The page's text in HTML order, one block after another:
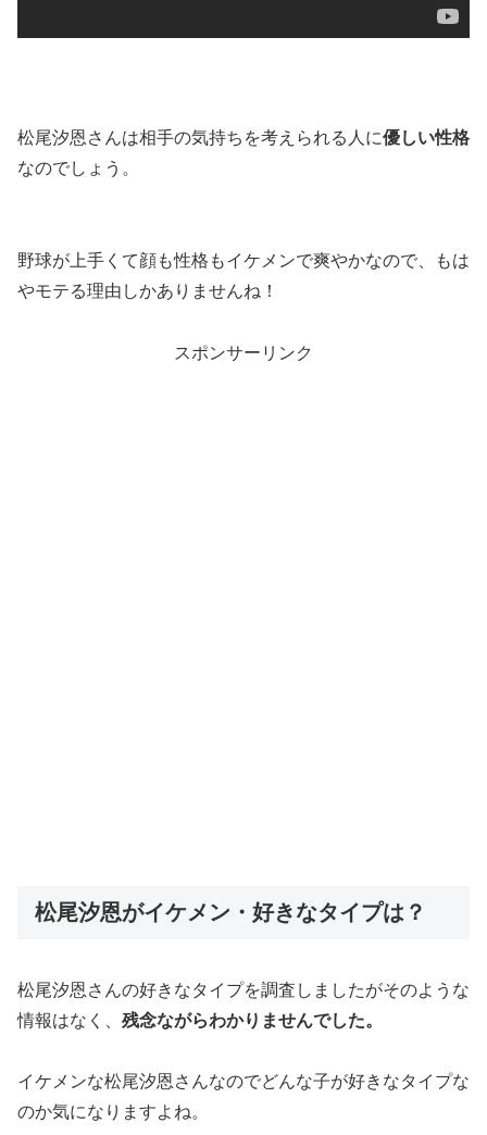
松尾汐恩さんは相手の気持ちを考えられる人に優しい性格
なのでしょう。
野球が上手くて顔も性格もイケメンで爽やかなので、もは
やモテる理由しかありませんね！
スポンサーリンク
松尾汐恩がイケメン・好きなタイプは？
松尾汐恩さんの好きなタイプを調査しましたがそのような
情報はなく、 残念ながらわかりませんでした。
イケメンな松尾汐恩さんなのでどんな子が好きなタイプな
のか気になりますよね。